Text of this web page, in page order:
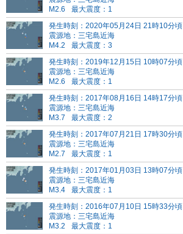
M2.6
最大震度：1
発生時刻：2020年05月24日 21時10分頃
震源地：三宅島近海
M4.2
最大震度：3
発生時刻：2019年12月15日 10時07分頃
震源地：三宅島近海
M2.6
最大震度：1
発生時刻：2017年08月16日 14時17分頃
震源地：三宅島近海
M3.7
最大震度：2
発生時刻：2017年07月21日 17時30分頃
震源地：三宅島近海
M2.7
最大震度：1
発生時刻：2017年01月03日 13時07分頃
震源地：三宅島近海
M3.4
最大震度：1
発生時刻：2016年07月10日 15時33分頃
震源地：三宅島近海
M3.2
最大震度：1